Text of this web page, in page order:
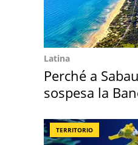
Latina
Perché a
sospesa la
TERRITORIO